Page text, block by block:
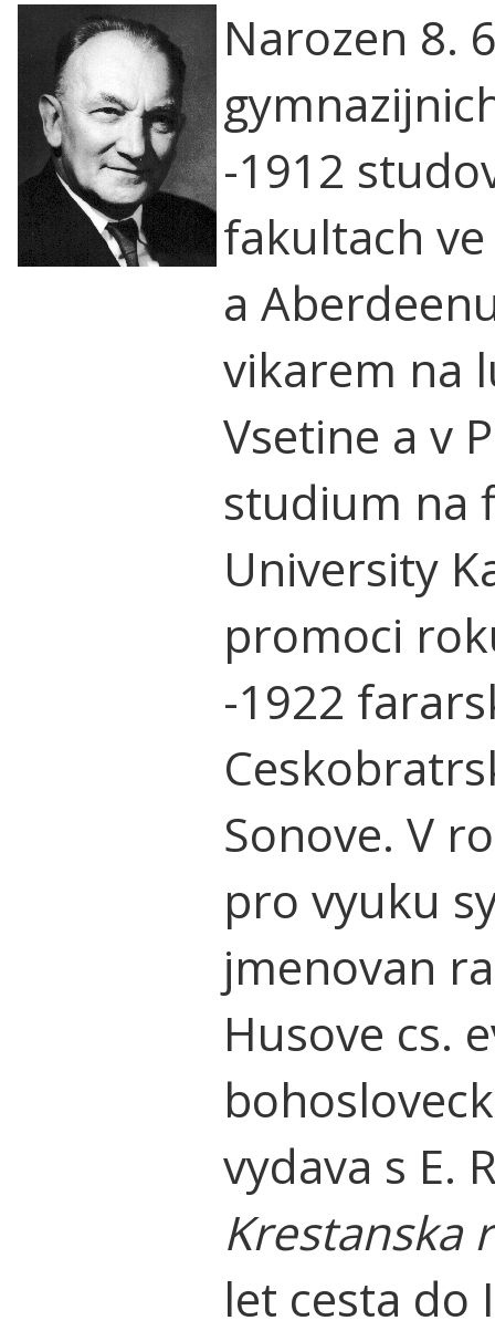
Narozen 8.
-1912
fakultach
a
vikarem na
Vsetine a v
studium na
University
promoci
-1922
Sonove. V
pro vyuku
jmenovan
Husove cs.
vydava s E.
Krestanska
let cesta do